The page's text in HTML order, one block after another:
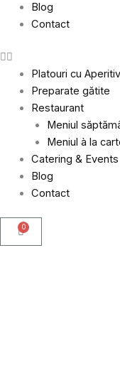
Blog
Contact
Platouri cu
Preparate gătite
Restaurant
Meniul
Meniul à la
Catering & Events
Blog
Contact
0
Cart